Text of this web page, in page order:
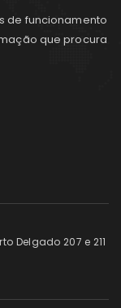
de funcionamento
que procura
Delgado 207 e 211